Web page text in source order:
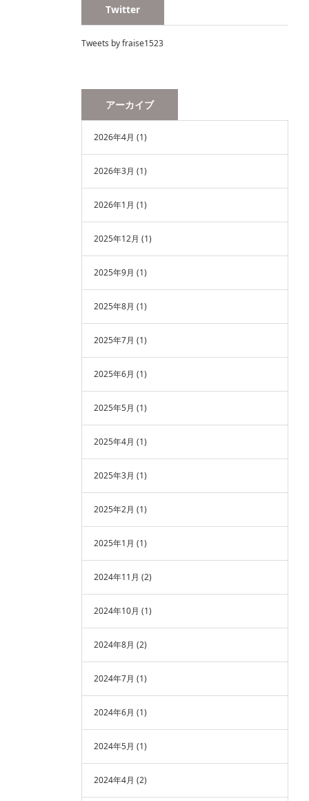
Twitter
Tweets by fraise1523
アーカイブ
2026年4月 (1)
2026年3月 (1)
2026年1月 (1)
2025年12月 (1)
2025年9月 (1)
2025年8月 (1)
2025年7月 (1)
2025年6月 (1)
2025年5月 (1)
2025年4月 (1)
2025年3月 (1)
2025年2月 (1)
2025年1月 (1)
2024年11月 (2)
2024年10月 (1)
2024年8月 (2)
2024年7月 (1)
2024年6月 (1)
2024年5月 (1)
2024年4月 (2)